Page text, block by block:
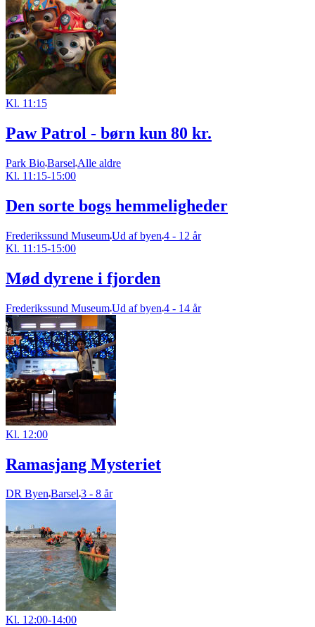
Kl. 11:15
Paw Patrol - børn kun 80 kr.
Park BioBarsel Alle aldre
Kl. 11:15-15:00
Den sorte bogs hemmeligheder
Frederikssund MuseumUd af byen 4 - 12 år
Kl. 11:15-15:00
Mød dyrene i fjorden
Frederikssund MuseumUd af byen 4 - 14 år
Kl. 12:00
Ramasjang Mysteriet
DR ByenBarsel3 - 8 år
Kl. 12:00-14:00